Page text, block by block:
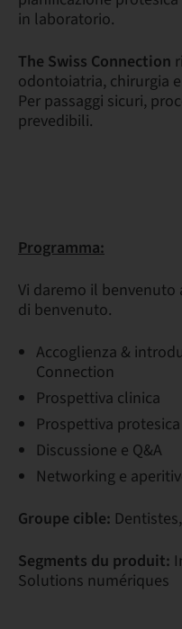
in laboratorio.
The Swiss Connection
odontoiatria, chirurgia
Per passaggi sicuri,
prevedibili.
Programma:
Vi daremo il benvenuto
di benvenuto.
Accoglienza &
Connection
Prospettiva clinica
Prospettiva protesica
Discussione e Q&A
Networking e
Groupe cible:
Segments du produit:
Solutions numériques